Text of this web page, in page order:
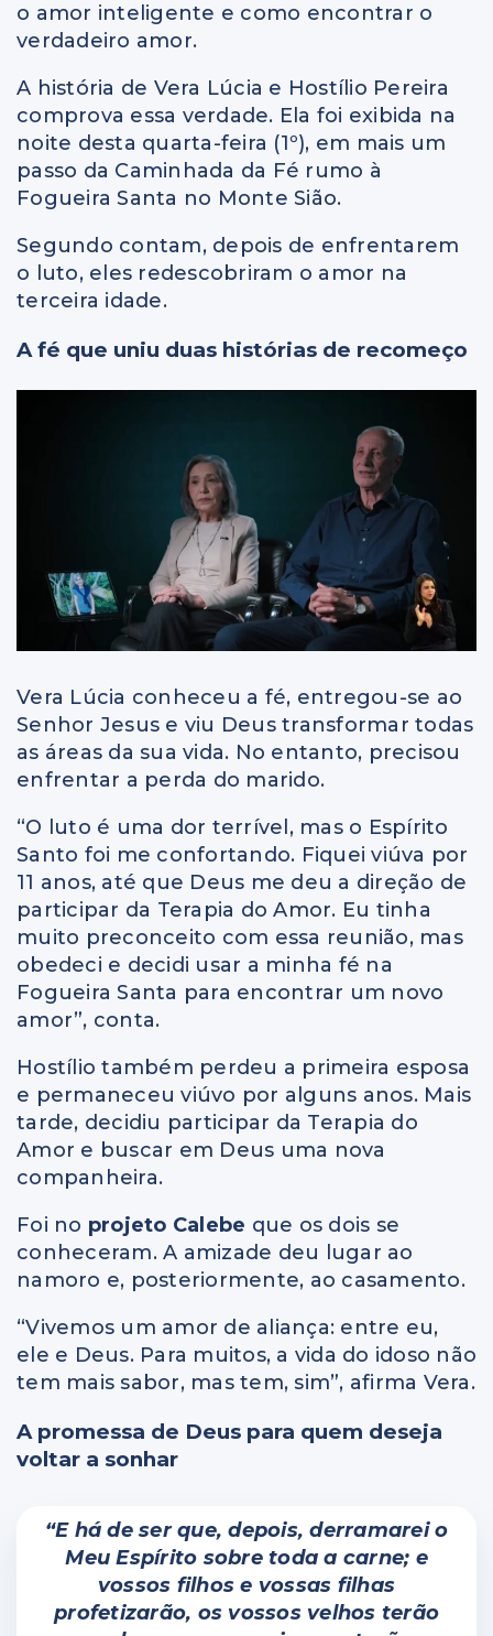
o amor inteligente e como encontrar o
verdadeiro amor.
A história de Vera Lúcia e Hostílio Pereira
comprova essa verdade. Ela foi exibida na
noite desta quarta-feira (1º), em mais um
passo da Caminhada da Fé rumo à
Fogueira Santa no Monte Sião.
Segundo contam, depois de enfrentarem
o luto, eles redescobriram o amor na
terceira idade.
A fé que uniu duas histórias de recomeço
Vera Lúcia conheceu a fé, entregou-se ao
Senhor Jesus e viu Deus transformar todas
as áreas da sua vida. No entanto, precisou
enfrentar a perda do marido.
“O luto é uma dor terrível, mas o Espírito
Santo foi me confortando. Fiquei viúva por
11 anos, até que Deus me deu a direção de
participar da Terapia do Amor. Eu tinha
muito preconceito com essa reunião, mas
obedeci e decidi usar a minha fé na
Fogueira Santa para encontrar um novo
amor”, conta.
Hostílio também perdeu a primeira esposa
e permaneceu viúvo por alguns anos. Mais
tarde, decidiu participar da Terapia do
Amor e buscar em Deus uma nova
companheira.
Foi no projeto Calebe que os dois se
conheceram. A amizade deu lugar ao
namoro e, posteriormente, ao casamento.
“Vivemos um amor de aliança: entre eu,
ele e Deus. Para muitos, a vida do idoso não
tem mais sabor, mas tem, sim”, afirma Vera.
A promessa de Deus para quem deseja
voltar a sonhar
“E há de ser que, depois, derramarei o
Meu Espírito sobre toda a carne; e
vossos filhos e vossas filhas
profetizarão, os vossos velhos terão